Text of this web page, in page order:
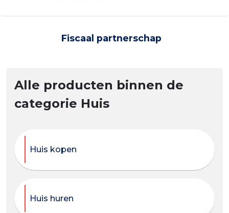
Fiscaal partnerschap
Alle producten binnen de
categorie Huis
Huis kopen
Huis huren